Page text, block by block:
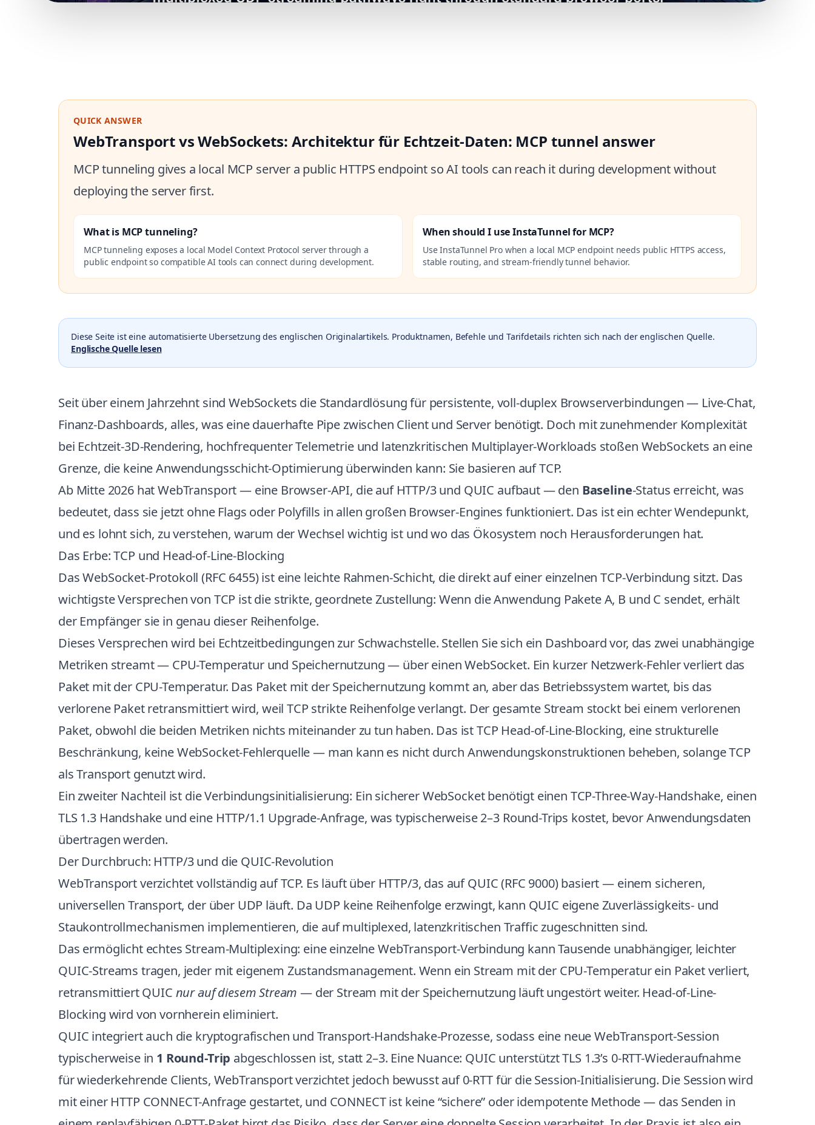
QUICK ANSWER
WebTransport vs WebSockets: Architektur für Echtzeit-Daten: MCP tunnel answer
MCP tunneling gives a local MCP server a public HTTPS endpoint so AI tools can reach it during development without
deploying the server first.
What is MCP tunneling?
MCP tunneling exposes a local Model Context Protocol server through a
public endpoint so compatible AI tools can connect during development.
When should I use InstaTunnel for MCP?
Use InstaTunnel Pro when a local MCP endpoint needs public HTTPS access,
stable routing, and stream-friendly tunnel behavior.
Diese Seite ist eine automatisierte Ubersetzung des englischen Originalartikels. Produktnamen, Befehle und Tarifdetails richten sich nach der englischen Quelle.
Englische Quelle lesen
Seit über einem Jahrzehnt sind WebSockets die Standardlösung für persistente, voll-duplex Browserverbindungen — Live-Chat,
Finanz-Dashboards, alles, was eine dauerhafte Pipe zwischen Client und Server benötigt. Doch mit zunehmender Komplexität
bei Echtzeit-3D-Rendering, hochfrequenter Telemetrie und latenzkritischen Multiplayer-Workloads stoßen WebSockets an eine
Grenze, die keine Anwendungsschicht-Optimierung überwinden kann: Sie basieren auf TCP.
Ab Mitte 2026 hat WebTransport — eine Browser-API, die auf HTTP/3 und QUIC aufbaut — den Baseline-Status erreicht, was
bedeutet, dass sie jetzt ohne Flags oder Polyfills in allen großen Browser-Engines funktioniert. Das ist ein echter Wendepunkt,
und es lohnt sich, zu verstehen, warum der Wechsel wichtig ist und wo das Ökosystem noch Herausforderungen hat.
Das Erbe: TCP und Head-of-Line-Blocking
Das WebSocket-Protokoll (RFC 6455) ist eine leichte Rahmen-Schicht, die direkt auf einer einzelnen TCP-Verbindung sitzt. Das
wichtigste Versprechen von TCP ist die strikte, geordnete Zustellung: Wenn die Anwendung Pakete A, B und C sendet, erhält
der Empfänger sie in genau dieser Reihenfolge.
Dieses Versprechen wird bei Echtzeitbedingungen zur Schwachstelle. Stellen Sie sich ein Dashboard vor, das zwei unabhängige
Metriken streamt — CPU-Temperatur und Speichernutzung — über einen WebSocket. Ein kurzer Netzwerk-Fehler verliert das
Paket mit der CPU-Temperatur. Das Paket mit der Speichernutzung kommt an, aber das Betriebssystem wartet, bis das
verlorene Paket retransmittiert wird, weil TCP strikte Reihenfolge verlangt. Der gesamte Stream stockt bei einem verlorenen
Paket, obwohl die beiden Metriken nichts miteinander zu tun haben. Das ist TCP Head-of-Line-Blocking, eine strukturelle
Beschränkung, keine WebSocket-Fehlerquelle — man kann es nicht durch Anwendungskonstruktionen beheben, solange TCP
als Transport genutzt wird.
Ein zweiter Nachteil ist die Verbindungsinitialisierung: Ein sicherer WebSocket benötigt einen TCP-Three-Way-Handshake, einen
TLS 1.3 Handshake und eine HTTP/1.1 Upgrade-Anfrage, was typischerweise 2–3 Round-Trips kostet, bevor Anwendungsdaten
übertragen werden.
Der Durchbruch: HTTP/3 und die QUIC-Revolution
WebTransport verzichtet vollständig auf TCP. Es läuft über HTTP/3, das auf QUIC (RFC 9000) basiert — einem sicheren,
universellen Transport, der über UDP läuft. Da UDP keine Reihenfolge erzwingt, kann QUIC eigene Zuverlässigkeits- und
Staukontrollmechanismen implementieren, die auf multiplexed, latenzkritischen Traffic zugeschnitten sind.
Das ermöglicht echtes Stream-Multiplexing: eine einzelne WebTransport-Verbindung kann Tausende unabhängiger, leichter
QUIC-Streams tragen, jeder mit eigenem Zustandsmanagement. Wenn ein Stream mit der CPU-Temperatur ein Paket verliert,
retransmittiert QUIC nur auf diesem Stream — der Stream mit der Speichernutzung läuft ungestört weiter. Head-of-Line-
Blocking wird von vornherein eliminiert.
QUIC integriert auch die kryptografischen und Transport-Handshake-Prozesse, sodass eine neue WebTransport-Session
typischerweise in 1 Round-Trip abgeschlossen ist, statt 2–3. Eine Nuance: QUIC unterstützt TLS 1.3’s 0-RTT-Wiederaufnahme
für wiederkehrende Clients, WebTransport verzichtet jedoch bewusst auf 0-RTT für die Session-Initialisierung. Die Session wird
mit einer HTTP CONNECT-Anfrage gestartet, und CONNECT ist keine “sichere” oder idempotente Methode — das Senden in